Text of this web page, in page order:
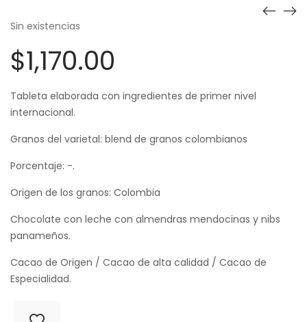
Sin existencias
$1,170.00
Tableta elaborada con ingredientes de primer nivel
internacional.
Granos del varietal: blend de granos colombianos
Porcentaje: -.
Origen de los granos: Colombia
Chocolate con leche con almendras mendocinas y nibs
panameños.
Cacao de Origen / Cacao de alta calidad / Cacao de
Especialidad.